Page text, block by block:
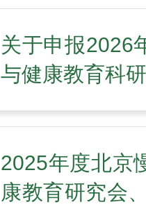
关于申报2026
与健康教育科
2025年度北京
康教育研究会